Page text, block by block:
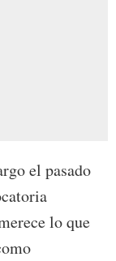
el pasado
lo que